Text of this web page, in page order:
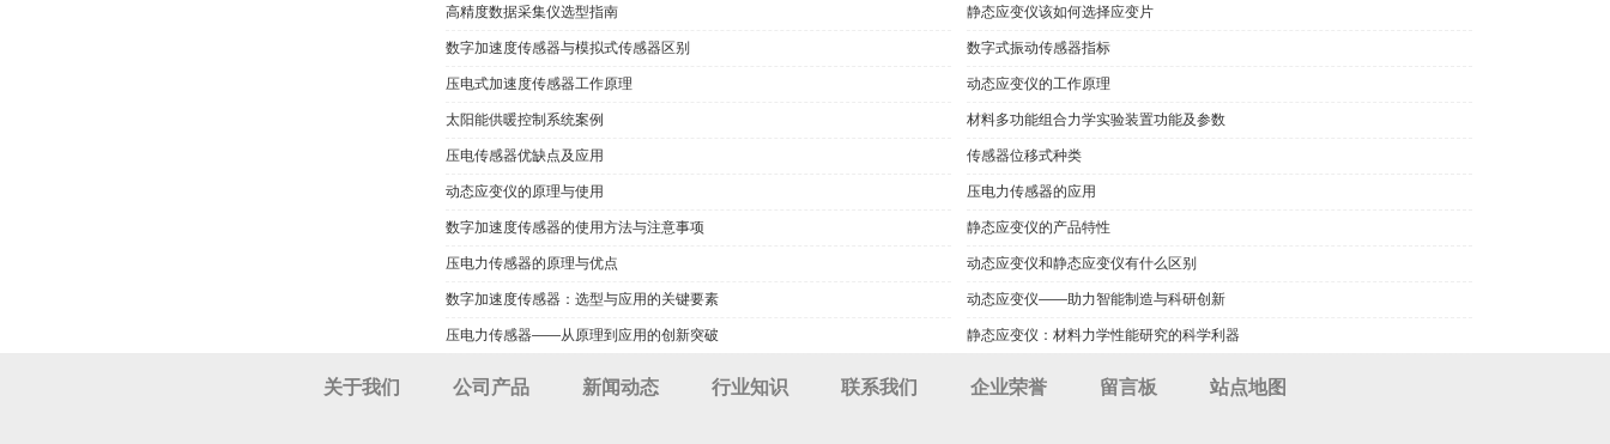
高精度数据采集仪选型指南 静态应变仪该如何选择应变片
数字加速度传感器与模拟式传感器区别 数字式振动传感器指标
压电式加速度传感器工作原理 动态应变仪的工作原理
太阳能供暖控制系统案例 材料多功能组合力学实验装置功能及参数
压电传感器优缺点及应用 传感器位移式种类
动态应变仪的原理与使用 压电力传感器的应用
数字加速度传感器的使用方法与注意事项 静态应变仪的产品特性
压电力传感器的原理与优点 动态应变仪和静态应变仪有什么区别
数字加速度传感器：选型与应用的关键要素 动态应变仪——助力智能制造与科研创新
压电力传感器——从原理到应用的创新突破 静态应变仪：材料力学性能研究的科学利器
关于我们 公司产品 新闻动态 行业知识 联系我们 企业荣誉 留言板 站点地图